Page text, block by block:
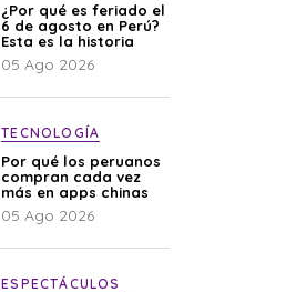
¿Por qué es feriado el
6 de agosto en Perú?
Esta es la historia
05 Ago 2026
TECNOLOGÍA
Por qué los peruanos
compran cada vez
más en apps chinas
05 Ago 2026
ESPECTÁCULOS